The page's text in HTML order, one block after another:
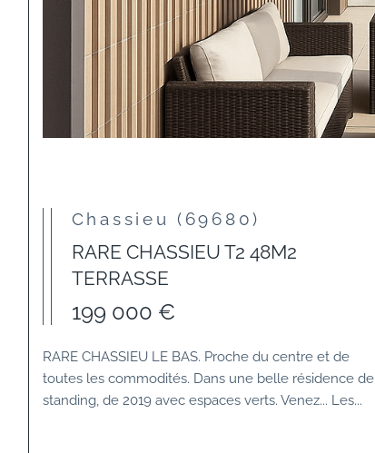
Chassieu (69680)
RARE CHASSIEU T2 48M2
TERRASSE
199 000 €
RARE CHASSIEU LE BAS. Proche du centre et de
toutes les commodités. Dans une belle résidence de
standing, de 2019 avec espaces verts. Venez... Les...